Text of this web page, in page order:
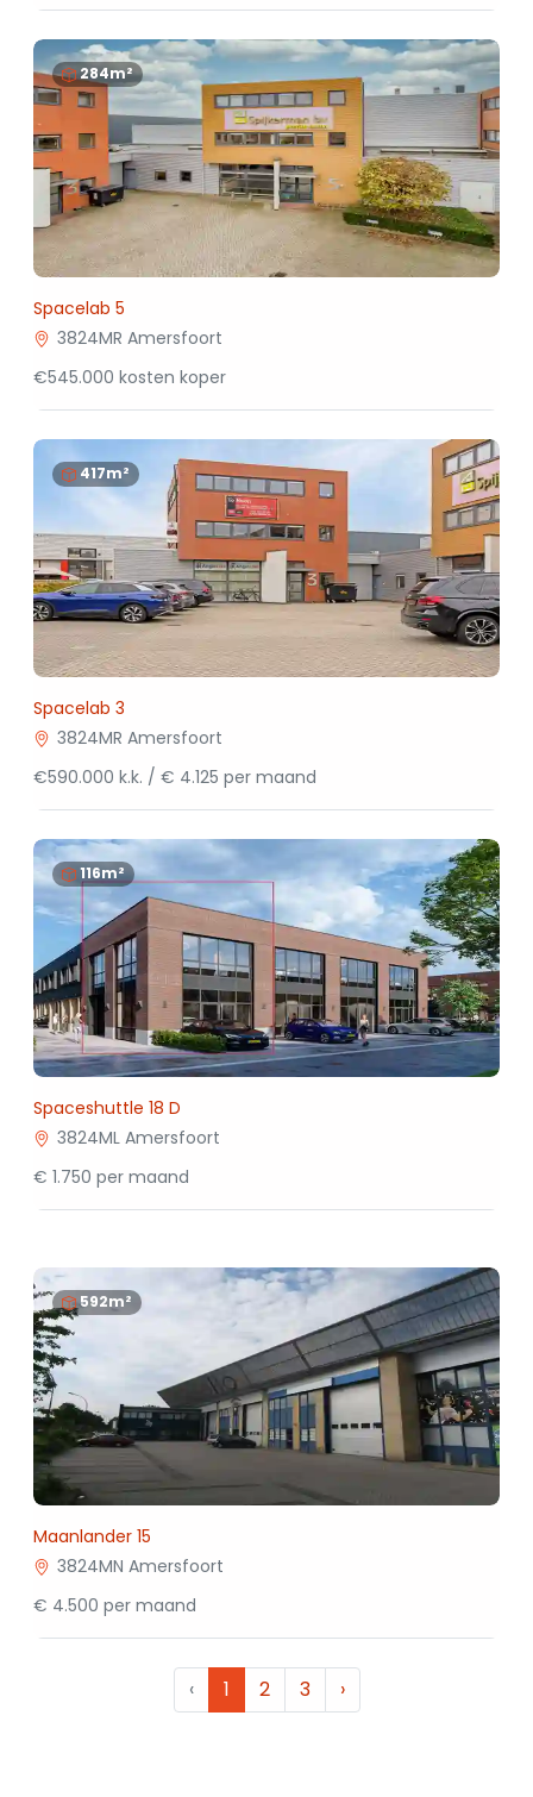
284m²
Spacelab 5
3824MR Amersfoort
€545.000 kosten koper
417m²
Spacelab 3
3824MR Amersfoort
€590.000 k.k. / € 4.125 per maand
116m²
Spaceshuttle 18 D
3824ML Amersfoort
€ 1.750 per maand
592m²
Maanlander 15
3824MN Amersfoort
€ 4.500 per maand
‹ 1 2 3 ›